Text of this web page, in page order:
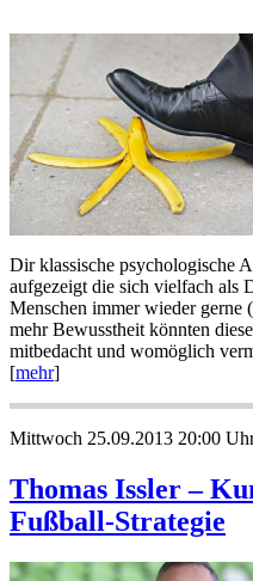
Dir klassische psychologische
aufgezeigt die sich vielfach als
Menschen immer wieder gerne
mehr Bewusstheit könnten
mitbedacht und womöglich
[mehr]
Mittwoch 25.09.2013 20:00
Thomas Issler –
Fußball-Strategie